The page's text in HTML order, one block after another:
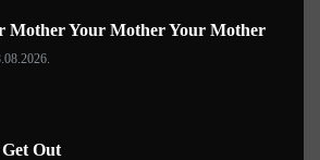
Mother Your Mother Your Mother
Out